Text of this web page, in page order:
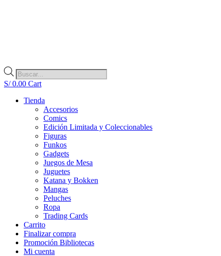
Búsqueda
de
productos
S/0.00 Cart
Tienda
Accesorios
Comics
Edición Limitada y Coleccionables
Figuras
Funkos
Gadgets
Juegos de Mesa
Juguetes
Katana y Bokken
Mangas
Peluches
Ropa
Trading Cards
Carrito
Finalizar compra
Promoción Bibliotecas
Mi cuenta